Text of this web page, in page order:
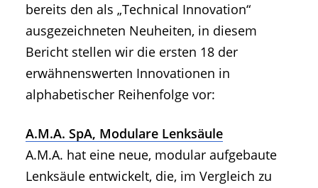
bereits den als „Technical Innovation“
ausgezeichneten Neuheiten, in diesem
Bericht stellen wir die ersten 18 der
erwähnenswerten Innovationen in
alphabetischer Reihenfolge vor:
A.M.A. SpA, Modulare Lenksäule
A.M.A. hat eine neue, modular aufgebaute
Lenksäule entwickelt, die, im Vergleich zu